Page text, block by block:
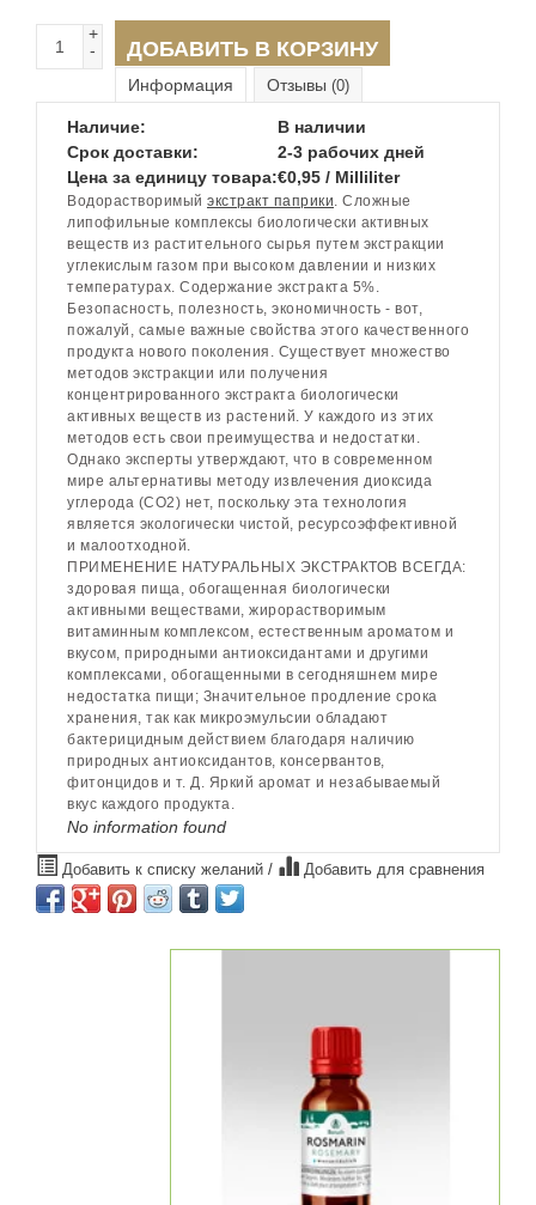
+
-
ДОБАВИТЬ В КОРЗИНУ
Информация Отзывы (0)
Наличие:
В наличии
Срок доставки:
2-3 рабочих дней
Цена за единицу товара:€0,95 / Milliliter
Водорастворимый экстракт паприки. Сложные
липофильные комплексы биологически активных
веществ из растительного сырья путем экстракции
углекислым газом при высоком давлении и низких
температурах. Содержание экстракта 5%.
Безопасность, полезность, экономичность - вот,
пожалуй, самые важные свойства этого качественного
продукта нового поколения. Существует множество
методов экстракции или получения
концентрированного экстракта биологически
активных веществ из растений. У каждого из этих
методов есть свои преимущества и недостатки.
Однако эксперты утверждают, что в современном
мире альтернативы методу извлечения диоксида
углерода (CO2) нет, поскольку эта технология
является экологически чистой, ресурсоэффективной
и малоотходной.
ПРИМЕНЕНИЕ НАТУРАЛЬНЫХ ЭКСТРАКТОВ ВСЕГДА:
здоровая пища, обогащенная биологически
активными веществами, жирорастворимым
витаминным комплексом, естественным ароматом и
вкусом, природными антиоксидантами и другими
комплексами, обогащенными в сегодняшнем мире
недостатка пищи; Значительное продление срока
хранения, так как микроэмульсии обладают
бактерицидным действием благодаря наличию
природных антиоксидантов, консервантов,
фитонцидов и т. Д. Яркий аромат и незабываемый
вкус каждого продукта.
No information found
Добавить к списку желаний / Добавить для сравнения